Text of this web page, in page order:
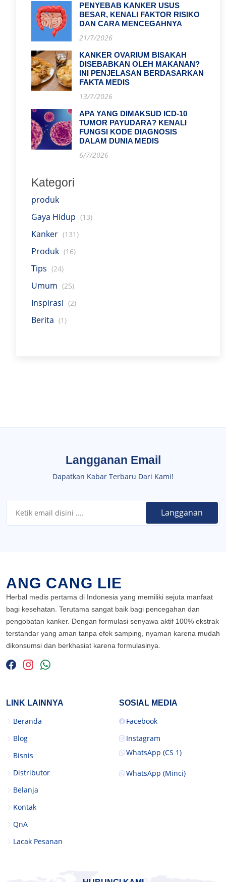
PENYEBAB KANKER USUS
BESAR, KENALI FAKTOR RISIKO
DAN CARA MENCEGAHNYA
21/7/2026
KANKER OVARIUM BISAKAH
DISEBABKAN OLEH MAKANAN?
INI PENJELASAN BERDASARKAN
FAKTA MEDIS
13/7/2026
APA YANG DIMAKSUD ICD-10
TUMOR PAYUDARA? KENALI
FUNGSI KODE DIAGNOSIS
DALAM DUNIA MEDIS
6/7/2026
Kategori
produk
Gaya Hidup (13)
Kanker (131)
Produk (16)
Tips (24)
Umum (25)
Inspirasi (2)
Berita (1)
Langganan Email
Dapatkan Kabar Terbaru Dari Kami!
ANG CANG LIE
Herbal medis pertama di Indonesia yang memiliki sejuta manfaat
bagi kesehatan. Terutama sangat baik bagi pencegahan dan
pengobatan kanker. Dengan formulasi senyawa aktif 100% ekstrak
terstandar yang aman tanpa efek samping, nyaman karena mudah
dikonsumsi dan berkhasiat karena formulasinya.
LINK LAINNYA
Beranda
Blog
Bisnis
Distributor
Belanja
Kontak
QnA
Lacak Pesanan
SOSIAL MEDIA
Facebook
Instagram
WhatsApp (CS 1)
WhatsApp (Minci)